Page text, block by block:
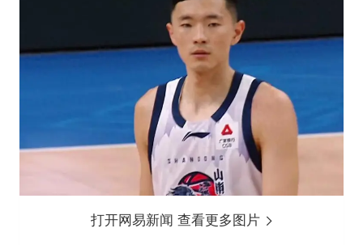
打开网易新闻 查看更多图片